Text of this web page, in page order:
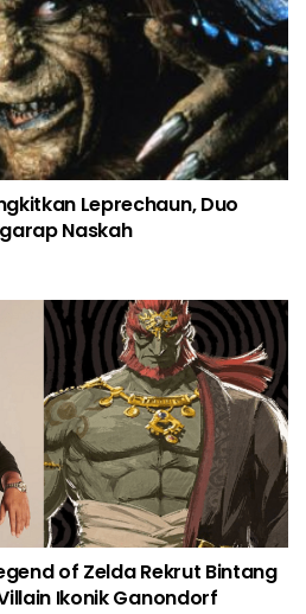
Leprechaun, Duo
Naskah
of Zelda Rekrut Bintang
Ikonik Ganondorf